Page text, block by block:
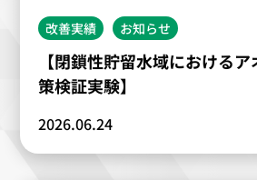
改善実績 お知らせ
【閉鎖性貯留水域における
策検証実験】
2026.06.24